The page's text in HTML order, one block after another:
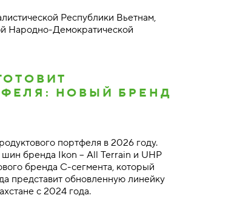
Республики Вьетнам,
Народно-Демократической
НОВЫЙ БРЕНД
портфеля в 2026 году.
шин бренда Ikon – All Terrain и UHP
бренда С-сегмента, который
представит обновленную линейку
с 2024 года.